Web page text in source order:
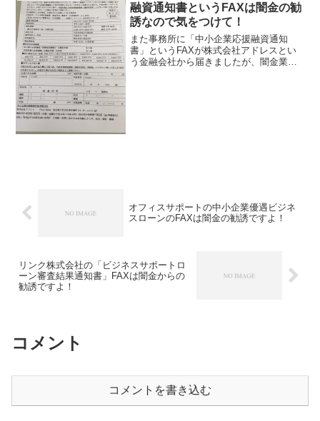
融資通知書というFAXは闇金の勧
誘なので気をつけて！
また事務所に「中小企業応援融資通知
書」というFAXが株式会社アドレスとい
う金融会社から届きましたが、闇金業者
オフィスサポートの中小企業優遇ビジネ
スローンのFAXは闇金の勧誘ですよ！
リンク株式会社の「ビジネスサポートロ
ーン審査結果通知書」FAXは闇金からの
勧誘ですよ！
コメント
コメントを書き込む